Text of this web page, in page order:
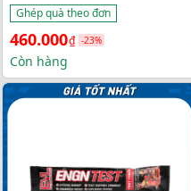
Ghép quà theo đơn
Giá
gốc
là:
600.000₫.
460.000₫
Giá
hiện
tại
là:
-23%
Còn hàng